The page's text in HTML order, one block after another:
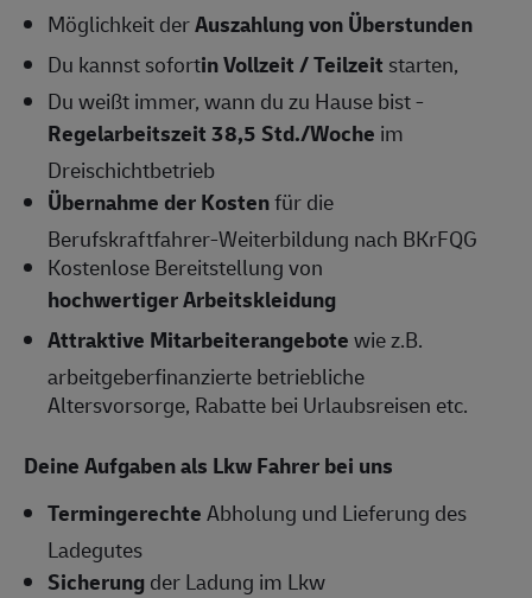
Möglichkeit derAuszahlung von Überstunden
Du kannst sofortin Vollzeit / Teilzeit starten,
Du weißt immer, wann du zu Hause bist -
Regelarbeitszeit 38,5 Std./Woche im
Dreischichtbetrieb
Übernahme der Kostenfür die
Berufskraftfahrer-Weiterbildung nach BKrFQG
Kostenlose Bereitstellung von
hochwertiger Arbeitskleidung
Attraktive Mitarbeiterangebotewie z.B.
arbeitgeberfinanzierte betriebliche
Altersvorsorge, Rabatte bei Urlaubsreisen etc.
Deine Aufgaben als Lkw Fahrer bei uns
TermingerechteAbholung und Lieferung des
Ladegutes
Sicherungder Ladung im Lkw